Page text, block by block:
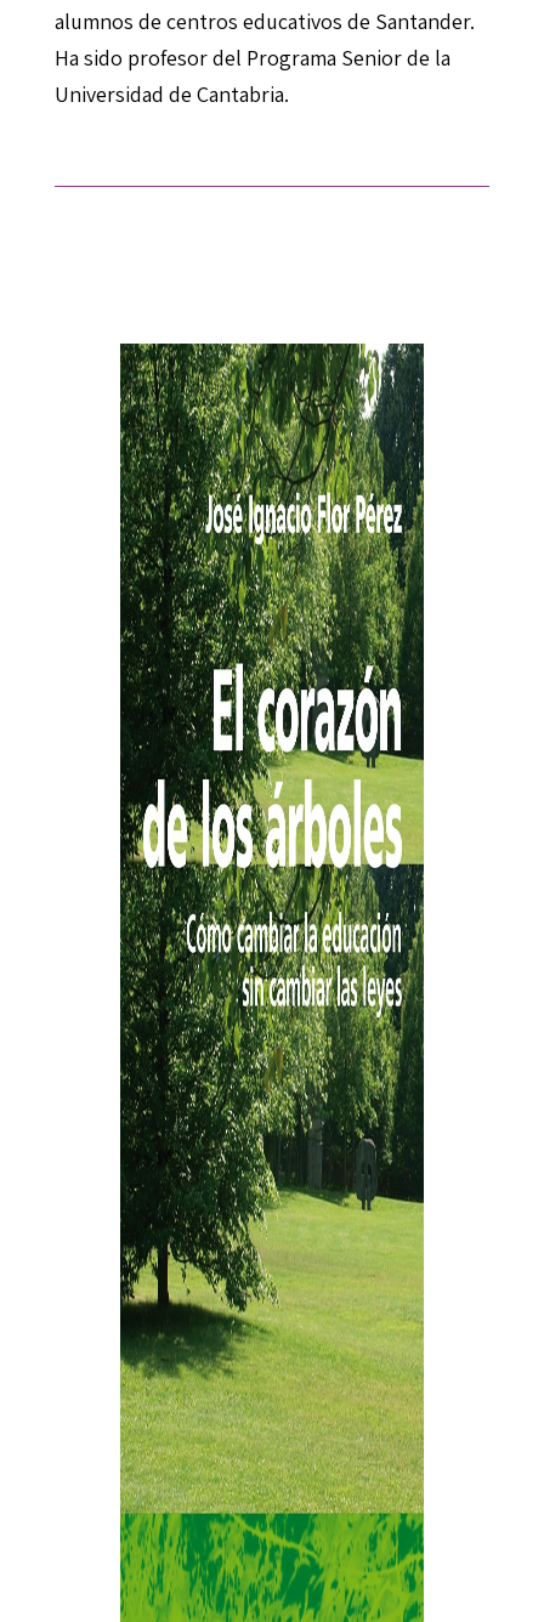
alumnos de centros educativos de Santander.
Ha sido profesor del Programa Senior de la
Universidad de Cantabria.